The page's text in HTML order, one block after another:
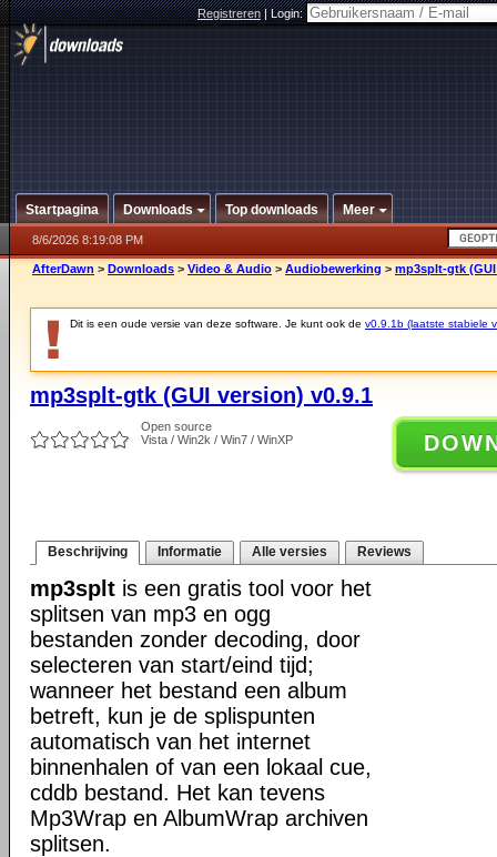
Registreren|Login:
Startpagina Downloads Top downloads Meer
8/6/2026 8:19:08 PM
AfterDawn > Downloads > Video & Audio > Audiobewerking > mp3splt-gtk
Dit is een oude versie van deze software. Je kunt ook de v0.9.1b (laatste stabiele
mp3splt-gtk (GUI version) v0.9.1
Open source
Vista / Win2k / Win7 / WinXP
Beschrijving Informatie Alle versies Reviews
mp3splt is een gratis tool voor het
splitsen van mp3 en ogg
bestanden zonder decoding, door
selecteren van start/eind tijd;
wanneer het bestand een album
betreft, kun je de splispunten
automatisch van het internet
binnenhalen of van een lokaal cue,
cddb bestand. Het kan tevens
Mp3Wrap en AlbumWrap archiven
splitsen.